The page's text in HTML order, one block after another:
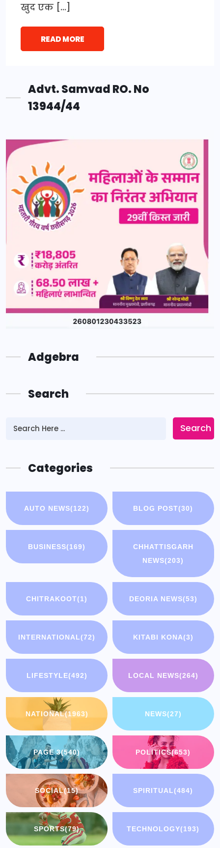
खुद एक […]
READ MORE
Advt. Samvad RO. No
13944/44
Adgebra
Search
Search
Categories
AUTO NEWS(122) BLOG POST(30)
BUSINESS(169)
CHHATTISGARH
NEWS(203)
CHITRAKOOT(1) DEORIA NEWS(53)
INTERNATIONAL(72) KITABI KONA(3)
LIFESTYLE(492) LOCAL NEWS(264)
NATIONAL(1963) NEWS(27)
PAGE 3(540) POLITICS(653)
SOCIAL(15) SPIRITUAL(484)
SPORTS(79) TECHNOLOGY(193)